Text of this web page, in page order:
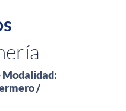
Modalidad:
/